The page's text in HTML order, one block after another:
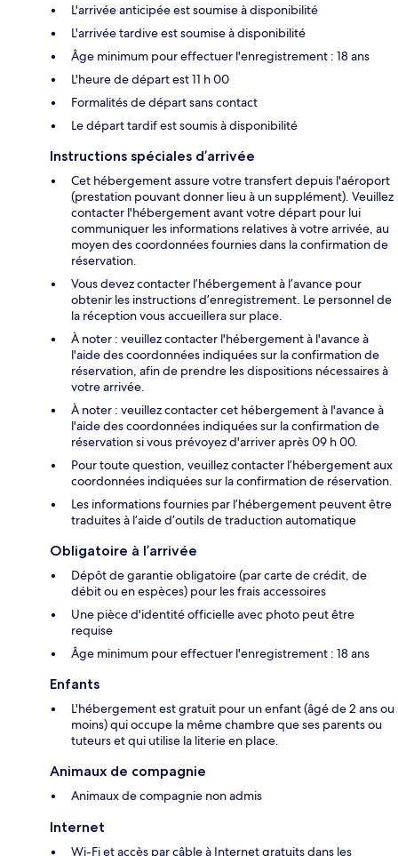
L'arrivée anticipée est soumise à disponibilité
L'arrivée tardive est soumise à disponibilité
Âge minimum pour effectuer l'enregistrement : 18 ans
L'heure de départ est 11 h 00
Formalités de départ sans contact
Le départ tardif est soumis à disponibilité
Instructions spéciales d’arrivée
Cet hébergement assure votre transfert depuis l'aéroport
(prestation pouvant donner lieu à un supplément). Veuillez
contacter l'hébergement avant votre départ pour lui
communiquer les informations relatives à votre arrivée, au
moyen des coordonnées fournies dans la confirmation de
réservation.
Vous devez contacter l’hébergement à l’avance pour
obtenir les instructions d’enregistrement. Le personnel de
la réception vous accueillera sur place.
À noter : veuillez contacter l'hébergement à l'avance à
l'aide des coordonnées indiquées sur la confirmation de
réservation, afin de prendre les dispositions nécessaires à
votre arrivée.
À noter : veuillez contacter cet hébergement à l'avance à
l'aide des coordonnées indiquées sur la confirmation de
réservation si vous prévoyez d'arriver après 09 h 00.
Pour toute question, veuillez contacter l’hébergement aux
coordonnées indiquées sur la confirmation de réservation.
Les informations fournies par l’hébergement peuvent être
traduites à l’aide d’outils de traduction automatique
Obligatoire à l’arrivée
Dépôt de garantie obligatoire (par carte de crédit, de
débit ou en espèces) pour les frais accessoires
Une pièce d'identité officielle avec photo peut être
requise
Âge minimum pour effectuer l'enregistrement : 18 ans
Enfants
L'hébergement est gratuit pour un enfant (âgé de 2 ans ou
moins) qui occupe la même chambre que ses parents ou
tuteurs et qui utilise la literie en place.
Animaux de compagnie
Animaux de compagnie non admis
Internet
Wi-Fi et accès par câble à Internet gratuits dans les